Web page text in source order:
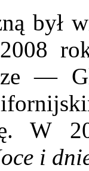
był
—
W
i